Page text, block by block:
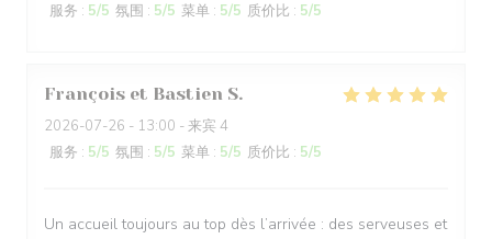
服务 : 5/5 氛围 : 5/5 菜单 : 5/5 质价比 : 5/5
François et Bastien S
2026-07-26 - 13:00 - 来宾 4
服务 : 5/5 氛围 : 5/5 菜单 : 5/5 质价比 : 5/5
Un accueil toujours au top dès l’arrivée : des serveuses et